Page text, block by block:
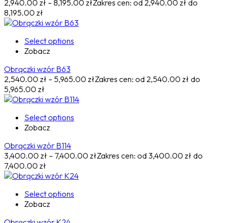
2,940.00 zł – 8,195.00 złZakres cen: od 2,940.00 zł do
8,195.00 zł
Select options
Zobacz
Obrączki wzór B63
2,540.00 zł – 5,965.00 złZakres cen: od 2,540.00 zł do
5,965.00 zł
Select options
Zobacz
Obrączki wzór B114
3,400.00 zł – 7,400.00 złZakres cen: od 3,400.00 zł do
7,400.00 zł
Select options
Zobacz